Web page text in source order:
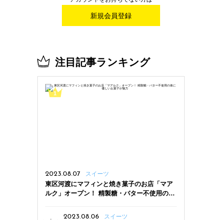
新規会員登録
注目記事ランキング
2023.08.07 スイーツ
東区河渡にマフィンと焼き菓子のお店「マア
ルク」オープン！ 精製糖・バター不使用の体
2023.08.06
スイーツ